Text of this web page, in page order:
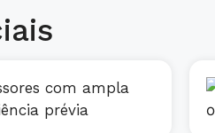
com ampla
prévia